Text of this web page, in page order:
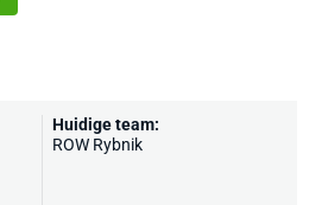
Huidige team:
ROW Rybnik